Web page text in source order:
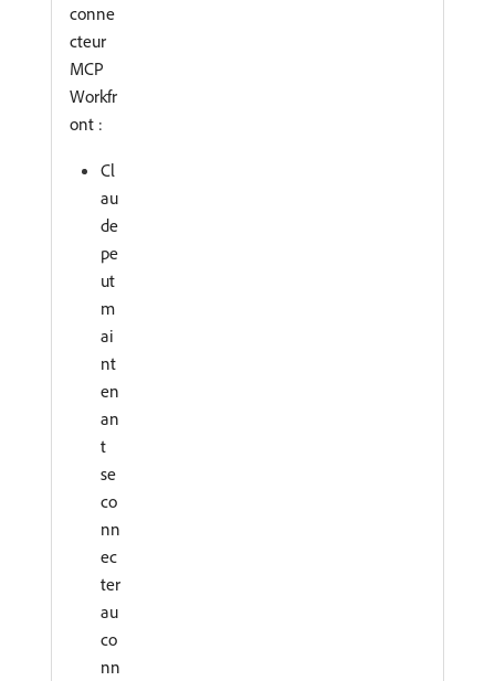
conne
cteur
MCP
Workfr
ont :
Cl
au
de
pe
ut
m
ai
nt
en
an
t
se
co
nn
ec
ter
au
co
nn